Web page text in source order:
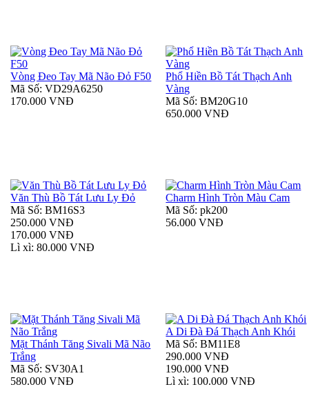
Vòng Đeo Tay Mã Não Đỏ F50
Mã Số: VD29A6250
170.000 VNĐ
Phổ Hiền Bồ Tát Thạch Anh
Vàng
Mã Số: BM20G10
650.000 VNĐ
Văn Thù Bồ Tát Lưu Ly Đỏ
Mã Số: BM16S3
250.000 VNĐ
170.000 VNĐ
Lì xì: 80.000 VNĐ
Charm Hình Tròn Màu Cam
Mã Số: pk200
56.000 VNĐ
Mặt Thánh Tăng Sivali Mã Não
Trắng
Mã Số: SV30A1
580.000 VNĐ
A Di Đà Đá Thạch Anh Khói
Mã Số: BM11E8
290.000 VNĐ
190.000 VNĐ
Lì xì: 100.000 VNĐ